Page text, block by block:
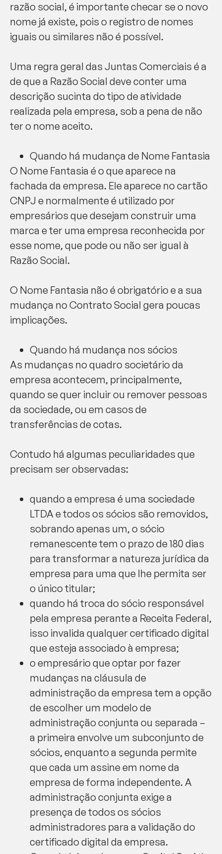
razão social, é importante checar se o novo
nome já existe, pois o registro de nomes
iguais ou similares não é possível.
Uma regra geral das Juntas Comerciais é a
de que a Razão Social deve conter uma
descrição sucinta do tipo de atividade
realizada pela empresa, sob a pena de não
ter o nome aceito.
Quando há mudança de Nome Fantasia
O Nome Fantasia é o que aparece na
fachada da empresa. Ele aparece no cartão
CNPJ e normalmente é utilizado por
empresários que desejam construir uma
marca e ter uma empresa reconhecida por
esse nome, que pode ou não ser igual à
Razão Social.
O Nome Fantasia não é obrigatório e a sua
mudança no Contrato Social gera poucas
implicações.
Quando há mudança nos sócios
As mudanças no quadro societário da
empresa acontecem, principalmente,
quando se quer incluir ou remover pessoas
da sociedade, ou em casos de
transferências de cotas.
Contudo há algumas peculiaridades que
precisam ser observadas:
quando a empresa é uma sociedade
LTDA e todos os sócios são removidos,
sobrando apenas um, o sócio
remanescente tem o prazo de 180 dias
para transformar a natureza jurídica da
empresa para uma que lhe permita ser
o único titular;
quando há troca do sócio responsável
pela empresa perante a Receita Federal,
isso invalida qualquer certificado digital
que esteja associado à empresa;
o empresário que optar por fazer
mudanças na cláusula de
administração da empresa tem a opção
de escolher um modelo de
administração conjunta ou separada –
a primeira envolve um subconjunto de
sócios, enquanto a segunda permite
que cada um assine em nome da
empresa de forma independente. A
administração conjunta exige a
presença de todos os sócios
administradores para a validação do
certificado digital da empresa.